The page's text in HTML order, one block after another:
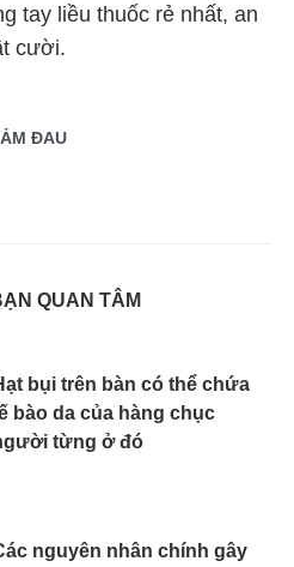
tay liều thuốc rẻ nhất, an
cười.
ĐAU
QUAN TÂM
bụi trên bàn có thể chứa
bào da của hàng chục
từng ở đó
nguyên nhân chính gây